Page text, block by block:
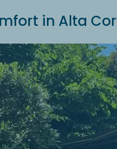
in Alta